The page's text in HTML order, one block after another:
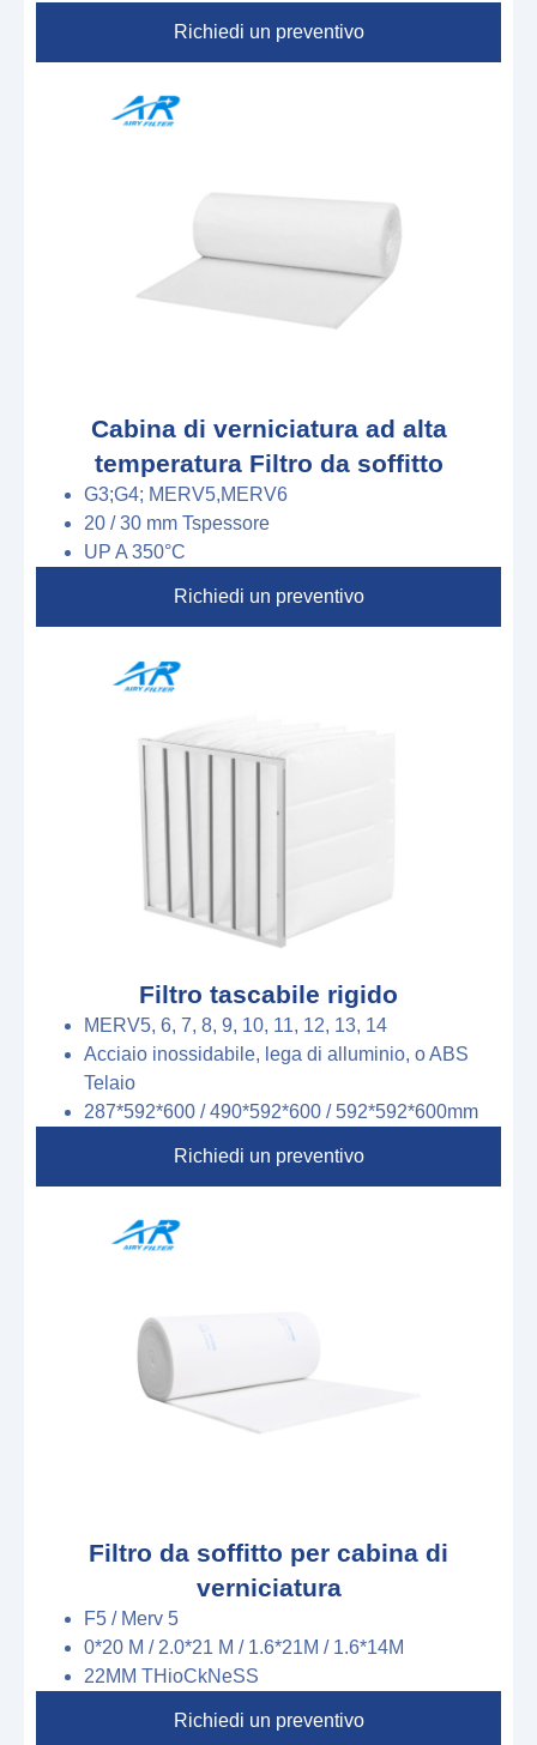
Richiedi un preventivo
Cabina di verniciatura ad alta
temperatura Filtro da soffitto
G3;G4; MERV5,MERV6
20 / 30 mm Tspessore
UP A 350°C
Richiedi un preventivo
Filtro tascabile rigido
MERV5, 6, 7, 8, 9, 10, 11, 12, 13, 14
Acciaio inossidabile, lega di alluminio, o ABS
Telaio
287*592*600 / 490*592*600 / 592*592*600mm
Richiedi un preventivo
Filtro da soffitto per cabina di
verniciatura
F5 / Merv 5
0*20 M / 2.0*21 M / 1.6*21M / 1.6*14M
22M M TH ioCkNeSS
Richiedi un preventivo